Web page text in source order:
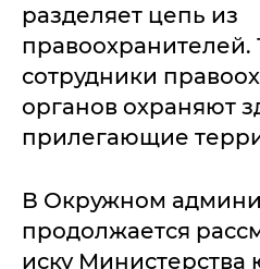
разделяет цепь из
правоохранителей.
сотрудники
органов охраняют
прилегающие
В Окружном
продолжается
иску